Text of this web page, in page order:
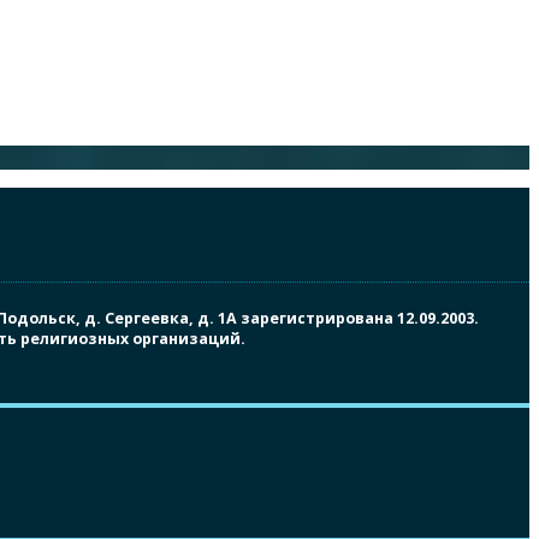
д. Сергеевка, д. 1А зарегистрирована 12.09.2003.
религиозных организаций.